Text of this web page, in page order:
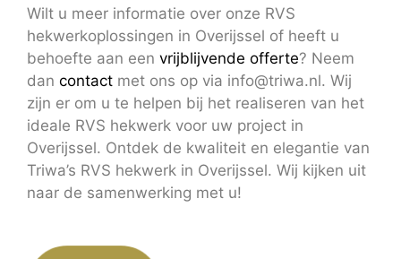
Wilt u meer informatie over onze RVS
hekwerkoplossingen in Overijssel of heeft u
behoefte aan een vrijblijvende offerte? Neem
dan contact met ons op via info@triwa.nl. Wij
zijn er om u te helpen bij het realiseren van het
ideale RVS hekwerk voor uw project in
Overijssel. Ontdek de kwaliteit en elegantie van
Triwa’s RVS hekwerk in Overijssel. Wij kijken uit
naar de samenwerking met u!